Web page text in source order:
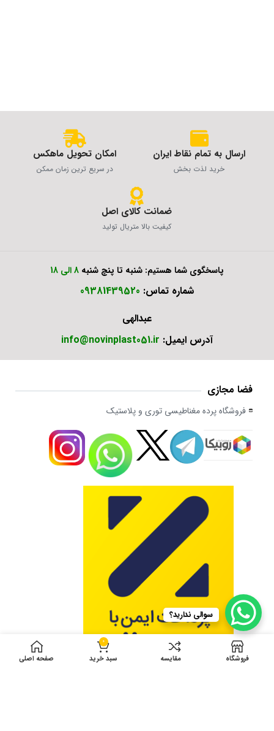
ارسال به تمام نقاط ایران
خرید لذت بخش
امکان تحویل ماهکس
در سریع ترین زمان ممکن
ضمانت کالای اصل
کیفیت بالا متریال تولید
پاسخگوی شما هستیم: شنبه تا پنچ شنبه 8 الی 18
شماره تماس: 09381439520
عبدالهی
آدرس ایمیل: info@novinplast051.ir
فضا مجازی
فروشگاه پرده مغناطیسی توری و پلاستیک
سوالی ندارید؟
فروشگاه مقایسه
0
سبد خرید صفحه اصلی